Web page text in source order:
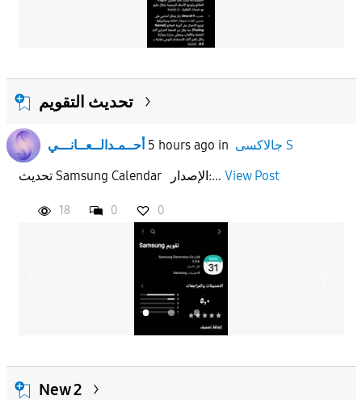
تحديث التقويم
أحــمـدالــعــانـــي 5 hours ago in
جالاكسى S
تحديث Samsung Calendar الإصدار:... View Post
18 0 0
New 2